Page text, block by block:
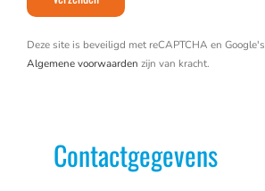
Deze site is beveiligd met reCAPTCHA en Google's
Algemene voorwaarden zijn van kracht.
Contactgegevens